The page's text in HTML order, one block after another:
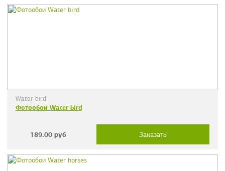
Water bird
Фотообои Water bird
189.00 руб Заказать